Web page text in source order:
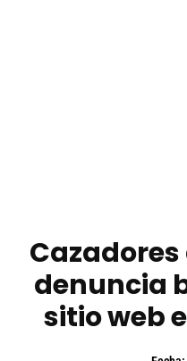
Cazadores
denuncia
sitio web